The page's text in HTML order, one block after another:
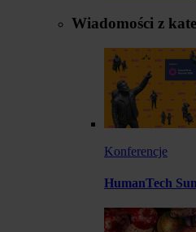
Wiadomości z
Konferencje
HumanTech